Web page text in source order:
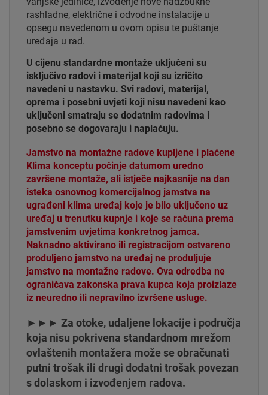
rashladne, električne i odvodne instalacije u
opsegu navedenom u ovom opisu te puštanje
uređaja u rad.
U cijenu standardne montaže uključeni su
isključivo radovi i materijal koji su izričito
navedeni u nastavku. Svi radovi, materijal,
oprema i posebni uvjeti koji nisu navedeni kao
uključeni smatraju se dodatnim radovima i
posebno se dogovaraju i naplaćuju.
Jamstvo na montažne radove kupljene i plaćene
Klima konceptu počinje datumom uredno
završene montaže, ali istječe najkasnije na dan
isteka osnovnog komercijalnog jamstva na
ugrađeni klima uređaj koje je bilo uključeno uz
uređaj u trenutku kupnje i koje se računa prema
jamstvenim uvjetima konkretnog jamca.
Naknadno aktivirano ili registracijom ostvareno
produljeno jamstvo na uređaj ne produljuje
jamstvo na montažne radove. Ova odredba ne
ograničava zakonska prava kupca koja proizlaze
iz neuredno ili nepravilno izvršene usluge.
►►► Za otoke, udaljene lokacije i područja
koja nisu pokrivena standardnom mrežom
ovlaštenih montažera može se obračunati
putni trošak ili drugi dodatni trošak povezan
s dolaskom i izvođenjem radova.